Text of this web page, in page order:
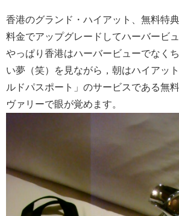
香港のグランド・ハイアット、無料特
料金でアップグレードしてハーバービ
やっぱり香港はハーバービューでなく
い夢（笑）を見ながら，朝はハイアッ
ルドパスポート」のサービスである無
ヴァリーで眼が覚めます。